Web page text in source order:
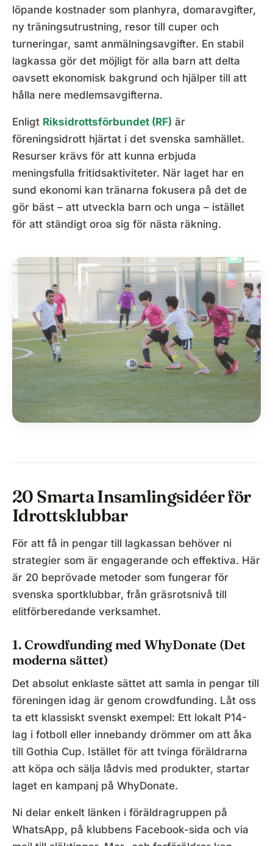
löpande kostnader som planhyra, domaravgifter,
ny träningsutrustning, resor till cuper och
turneringar, samt anmälningsavgifter. En stabil
lagkassa gör det möjligt för alla barn att delta
oavsett ekonomisk bakgrund och hjälper till att
hålla nere medlemsavgifterna.
Enligt Riksidrottsförbundet (RF) är
föreningsidrott hjärtat i det svenska samhället.
Resurser krävs för att kunna erbjuda
meningsfulla fritidsaktiviteter. När laget har en
sund ekonomi kan tränarna fokusera på det de
gör bäst – att utveckla barn och unga – istället
för att ständigt oroa sig för nästa räkning.
20 Smarta Insamlingsidéer för
Idrottsklubbar
För att få in pengar till lagkassan behöver ni
strategier som är engagerande och effektiva. Här
är 20 beprövade metoder som fungerar för
svenska sportklubbar, från gräsrotsnivå till
elitförberedande verksamhet.
1. Crowdfunding med WhyDonate (Det
moderna sättet)
Det absolut enklaste sättet att samla in pengar till
föreningen idag är genom crowdfunding. Låt oss
ta ett klassiskt svenskt exempel: Ett lokalt P14-
lag i fotboll eller innebandy drömmer om att åka
till Gothia Cup. Istället för att tvinga föräldrarna
att köpa och sälja lådvis med produkter, startar
laget en kampanj på WhyDonate.
Ni delar enkelt länken i föräldragruppen på
WhatsApp, på klubbens Facebook-sida och via